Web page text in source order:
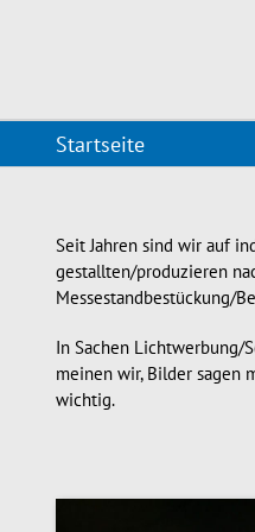
Startseite
Seit Jahren sind wir auf
gestallten/produzieren
Messestandbestückung/
In Sachen Lichtwerbung/
meinen wir, Bilder sagen
wichtig.